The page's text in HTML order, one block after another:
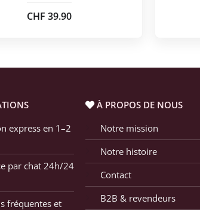
CHF 39.90
express en 1–2
par chat 24h/24
fréquentes et
À PROPOS DE NOUS
Notre mission
Notre histoire
Contact
B2B & revendeurs